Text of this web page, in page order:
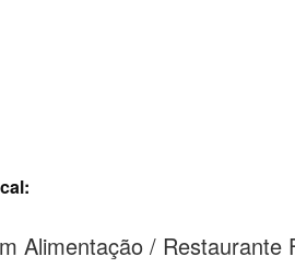
Alimentação / Restaurante